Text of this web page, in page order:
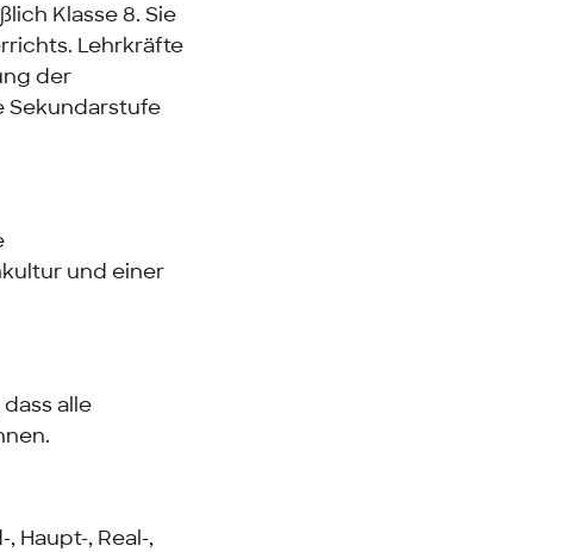
Klasse 8. Sie
Lehrkräfte
der
Sekundarstufe
und einer
alle
Haupt-, Real-,